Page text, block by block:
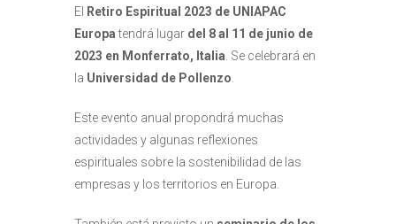
El Retiro Espiritual 2023 de UNIAPAC
Europatendrá lugar del 8 al 11 de junio de
2023 en Monferrato, Italia . Se celebrará en
la Universidad de Pollenzo
Este evento anual propondrá muchas
actividades y algunas reflexiones
espirituales sobre la sostenibilidad de las
empresas y los territorios en Europa.